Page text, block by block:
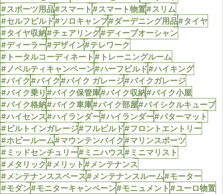
#スポーツ用品#スマート#スマート物置#スリム
#セルフビルド#ソロキャンプ#ダーデニング用品#タイヤ
#タイヤ収納#チェアリング#ディープオーシャン
#ディーラー#デザイン#テレワーク
#トータルコーディネート#トレーニングルーム
#ノベルティキャンペーン#ハーフビルド#ハイキング
#バイク#バイク#バイク ガレージ#バイクガレージ
#バイク乗り#バイク保管庫#バイク収納#バイク小屋
#バイク格納#バイク車庫#バイク部屋#バイシクルキューブ
#ハイセンス#ハイランダー#ハイランダー#パターマット
#ビルトインガレージ#フルビルド#フロントエントリー
#ホビールーム#マウンテンバイク#マリンスポーツ
#ミッドセンチュリー#ミニハウス#ミニマリスト
#メタリック#メリット#メンテナンス
#メンテナンススペース#メンテナンスルーム#モーター
#モダン#モニターキャンペーン#モニュメント#ユーロ物置